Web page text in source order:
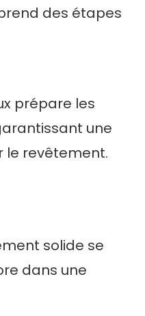
des étapes
prépare les
une
le revêtement.
solide se
dans une